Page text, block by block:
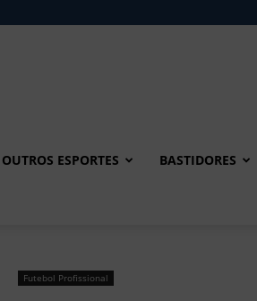
OUTROS ESPORTES BASTIDORES
Futebol Profissional